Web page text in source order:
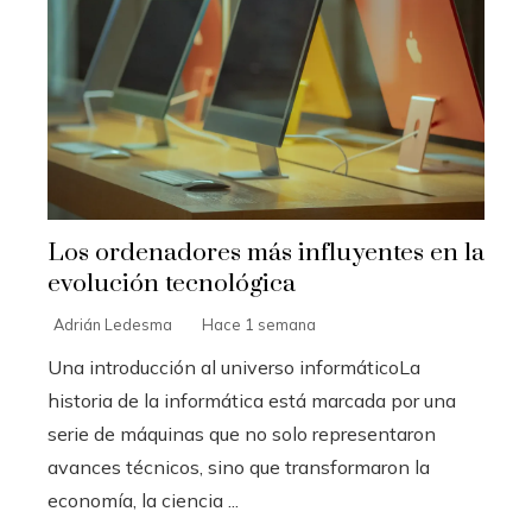
Los ordenadores más influyentes en la
evolución tecnológica
Adrián Ledesma Hace 1 semana
Una introducción al universo informáticoLa
historia de la informática está marcada por una
serie de máquinas que no solo representaron
avances técnicos, sino que transformaron la
economía, la ciencia ...